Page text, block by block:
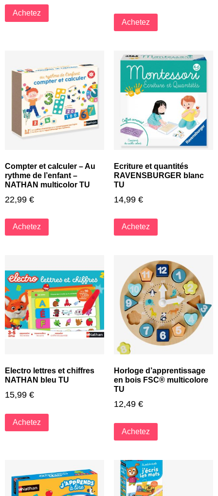
Achetez
Achetez
Compter et calculer – Au
rythme de l’enfant –
NATHAN multicolor TU
22,99 €
Achetez
Ecriture et quantités
RAVENSBURGER blanc
TU
14,99 €
Achetez
Electro lettres et chiffres
NATHAN bleu TU
15,99 €
Achetez
Horloge d’apprentissage
en bois FSC® multicolore
TU
12,49 €
Achetez